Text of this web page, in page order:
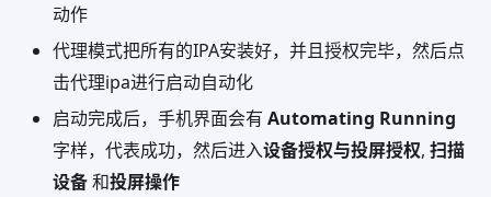
动作
代理模式把所有的IPA安装好，并且授权完毕，然后点
击代理ipa进行启动自动化
启动完成后，手机界面会有 Automating Running
字样，代表成功，然后进入设备授权与投屏授权, 扫描
设备和投屏操作